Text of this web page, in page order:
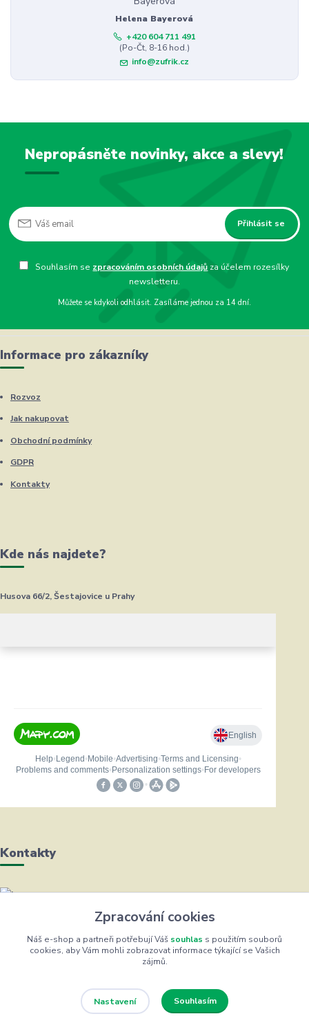
Helena Bayerová
+420 604 711 491
(Po-Čt, 8-16 hod.)
info@zufrik.cz
Nepropásněte novinky, akce a slevy!
Přihlásit se
Souhlasím se zpracováním osobních údajů za účelem rozesílky
newsletteru.
Můžete se kdykoli odhlásit. Zasíláme jednou za 14 dní.
Informace pro zákazníky
Rozvoz
Jak nakupovat
Obchodní podmínky
GDPR
Kontakty
Kde nás najdete?
Husova 66/2, Šestajovice u Prahy
Kontakty
Helena Bayerová
+420 604 711 491
(Po-Čt, 8-16 hod.)
Zpracování cookies
Náš e-shop a partneři potřebují Váš souhlas s použitím souborů
cookies, aby Vám mohli zobrazovat informace týkající se Vašich
zájmů.
Nastavení Souhlasím